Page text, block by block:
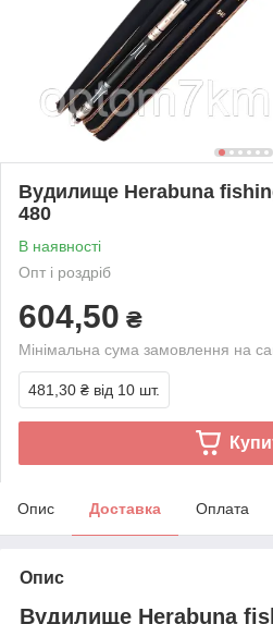
Вудилище Herabuna
480
В наявності
Опт і роздріб
604,50 ₴
Мінімальна сума замовлення на
481,30 ₴ від 10 шт.
Опис Доставка Оплата
Опис
Вудилище Herabuna